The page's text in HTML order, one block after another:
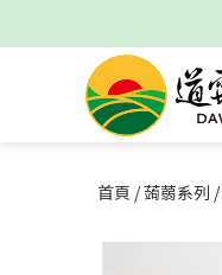
首頁 /蒟蒻系列 /